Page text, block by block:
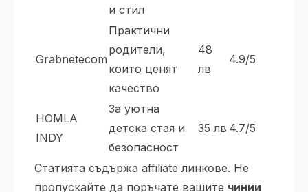
и стил
Grabnetecom
Практични
родители,
които ценят
качество
48
лв
4.9/5
HOMLA
INDY
За уютна
детска стая и
безопасност
35 лв 4.7/5
Статията съдържа affiliate линкове. Не
пропускайте да поръчате вашите чинии